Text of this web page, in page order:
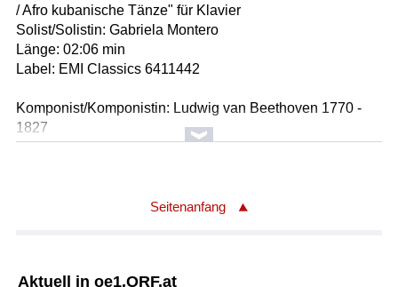
/ Afro kubanische Tänze" für Klavier
Solist/Solistin: Gabriela Montero
Länge: 02:06 min
Label: EMI Classics 6411442
Komponist/Komponistin: Ludwig van Beethoven 1770 -
1827
Textdichter/Textdichterin, Textquelle: Salvatore Vigano
Gesamttitel: DIE GESCHÖPFE DES PROMETHEUS
Label: DG 4537132 (5 CD) (ges.87 CD, 20 Vol.)
Seitenanfang
Aktuell in oe1.ORF.at